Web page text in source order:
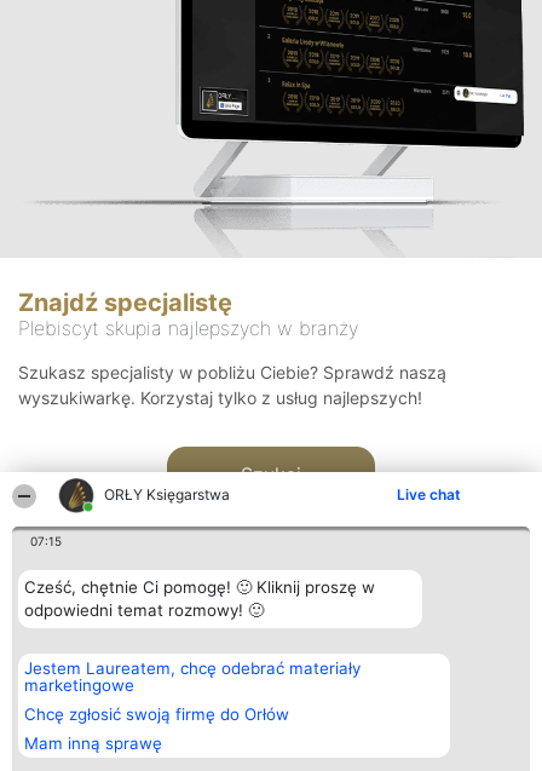
ORŁY Księgarstwa Live chat
07:15
Cześć, chętnie Ci pomogę! 🙂 Kliknij proszę w
odpowiedni temat rozmowy! 🙂
Jestem Laureatem, chcę odebrać materiały
marketingowe
Chcę zgłosić swoją firmę do Orłów
Mam inną sprawę
Znajdź specjalistę
Plebiscyt skupia najlepszych w branży
Szukasz specjalisty w pobliżu Ciebie? Sprawdź naszą
wyszukiwarkę. Korzystaj tylko z usług najlepszych!
Szukaj
Organizator plebiscytu
Bright Side Solutions sp. z o.
o. sp. k.
ul. Ruska 22
Wrocław 50-079
KRS 0000749100 | Regon
381313360 | NIP 8943132676
Plebiscyt
Laureaci
wszystkich
Laureatów
Regulamin
Kontakt
Kontakt